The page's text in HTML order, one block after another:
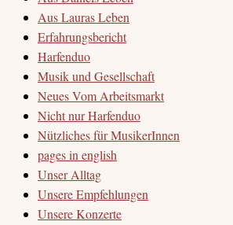
Aus Lauras Leben
Erfahrungsbericht
Harfenduo
Musik und Gesellschaft
Neues Vom Arbeitsmarkt
Nicht nur Harfenduo
Nützliches für MusikerInnen
pages in english
Unser Alltag
Unsere Empfehlungen
Unsere Konzerte